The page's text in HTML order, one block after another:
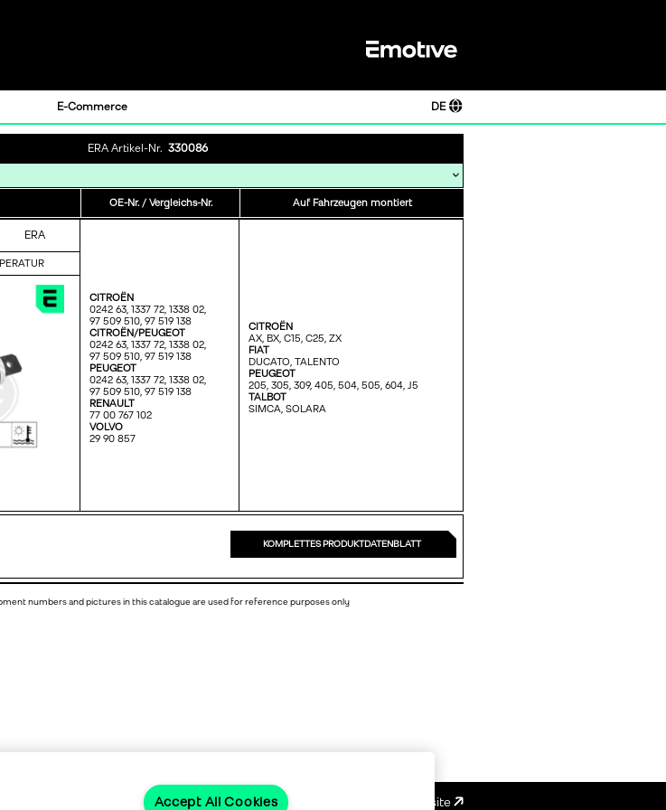
E-Commerce DE
ERA Artikel-Nr. 330086
OE-Nr. / Vergleichs-Nr. Auf Fahrzeugen montiert
ERA
CITROËN
0242 63, 1337 72, 1338 02,
97 509 510, 97 519 138
CITROËN/PEUGEOT
0242 63, 1337 72, 1338 02,
97 509 510, 97 519 138
PEUGEOT
0242 63, 1337 72, 1338 02,
97 509 510, 97 519 138
RENAULT
77 00 767 102
VOLVO
29 90 857
CITROËN
AX, BX, C15, C25, ZX
FIAT
DUCATO, TALENTO
PEUGEOT
205, 305, 309, 405, 504, 505, 604, J5
TALBOT
SIMCA, SOLARA
KOMPLETTES PRODUKTDATENBLATT
numbers and pictures in this catalogue are used for reference purposes only
Emotive website
Accept All Cookies